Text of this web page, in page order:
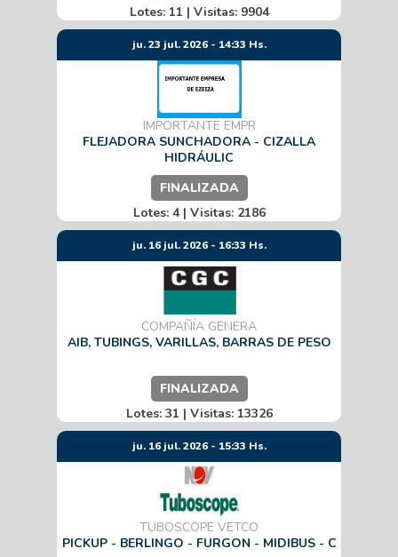
Lotes: 11 | Visitas: 9904
ju. 23 jul. 2026 - 14:33 Hs.
IMPORTANTE EMPR
FLEJADORA SUNCHADORA - CIZALLA
HIDRÁULIC
FINALIZADA
Lotes: 4 | Visitas: 2186
ju. 16 jul. 2026 - 16:33 Hs.
COMPAÑÍA GENERA
AIB, TUBINGS, VARILLAS, BARRAS DE PESO
FINALIZADA
Lotes: 31 | Visitas: 13326
ju. 16 jul. 2026 - 15:33 Hs.
TUBOSCOPE VETCO
PICKUP - BERLINGO - FURGON - MIDIBUS - C